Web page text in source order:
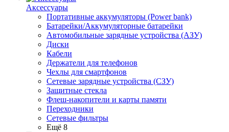
Аксессуары
Портативные аккумуляторы (Power bank)
Батарейки/Аккумуляторные батарейки
Автомобильные зарядные устройства (АЗУ)
Диски
Кабели
Держатели для телефонов
Чехлы для смартфонов
Сетевые зарядные устройства (СЗУ)
Защитные стекла
Флеш-накопители и карты памяти
Переходники
Сетевые фильтры
Ещё 8